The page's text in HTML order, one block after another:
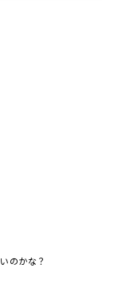
のかな？